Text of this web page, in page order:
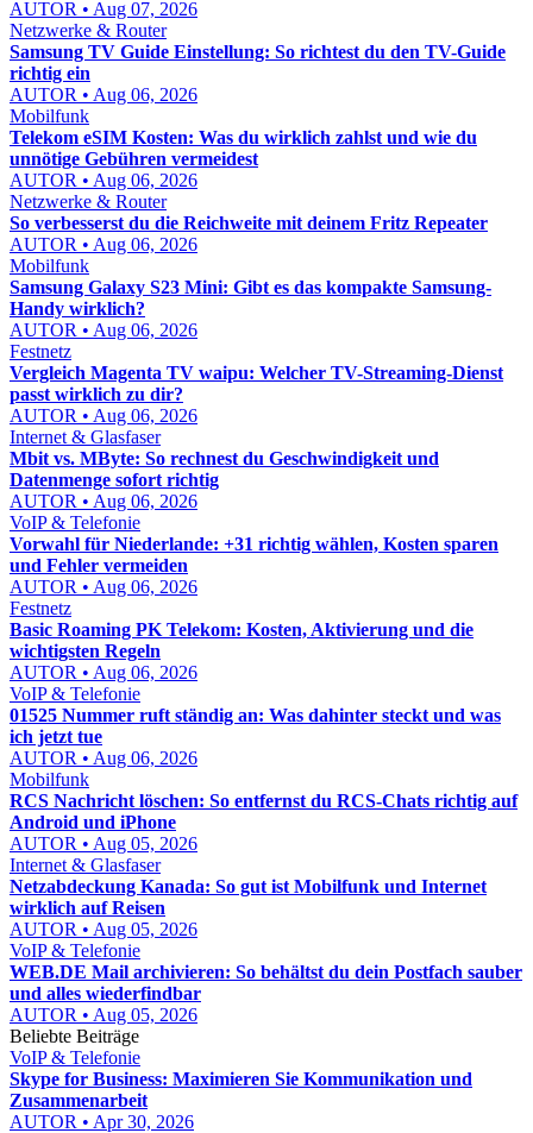
AUTOR • Aug 07, 2026
Netzwerke & Router
Samsung TV Guide Einstellung: So richtest du den TV-Guide
richtig ein
AUTOR • Aug 06, 2026
Mobilfunk
Telekom eSIM Kosten: Was du wirklich zahlst und wie du
unnötige Gebühren vermeidest
AUTOR • Aug 06, 2026
Netzwerke & Router
So verbesserst du die Reichweite mit deinem Fritz Repeater
AUTOR • Aug 06, 2026
Mobilfunk
Samsung Galaxy S23 Mini: Gibt es das kompakte Samsung-
Handy wirklich?
AUTOR • Aug 06, 2026
Festnetz
Vergleich Magenta TV waipu: Welcher TV-Streaming-Dienst
passt wirklich zu dir?
AUTOR • Aug 06, 2026
Internet & Glasfaser
Mbit vs. MByte: So rechnest du Geschwindigkeit und
Datenmenge sofort richtig
AUTOR • Aug 06, 2026
VoIP & Telefonie
Vorwahl für Niederlande: +31 richtig wählen, Kosten sparen
und Fehler vermeiden
AUTOR • Aug 06, 2026
Festnetz
Basic Roaming PK Telekom: Kosten, Aktivierung und die
wichtigsten Regeln
AUTOR • Aug 06, 2026
VoIP & Telefonie
01525 Nummer ruft ständig an: Was dahinter steckt und was
ich jetzt tue
AUTOR • Aug 06, 2026
Mobilfunk
RCS Nachricht löschen: So entfernst du RCS-Chats richtig auf
Android und iPhone
AUTOR • Aug 05, 2026
Internet & Glasfaser
Netzabdeckung Kanada: So gut ist Mobilfunk und Internet
wirklich auf Reisen
AUTOR • Aug 05, 2026
VoIP & Telefonie
WEB.DE Mail archivieren: So behältst du dein Postfach sauber
und alles wiederfindbar
AUTOR • Aug 05, 2026
Beliebte Beiträge
VoIP & Telefonie
Skype for Business: Maximieren Sie Kommunikation und
Zusammenarbeit
AUTOR • Apr 30, 2026